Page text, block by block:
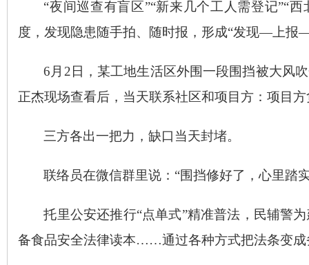
“夜间巡查有盲区”“新来几个工人需登记”“
度，发现隐患随手拍、随时报，形成“发现—上
6月2日，某工地生活区外围一段围挡被大风
正杰现场查看后，当天联系社区和项目方：项目
三方各出一把力，缺口当天封堵。
联络员在微信群里说： “围挡修好了，心里踏
托里公安还推行“点单式”精准普法，民辅警
备食品安全法律读本……通过各种方式把法条变成